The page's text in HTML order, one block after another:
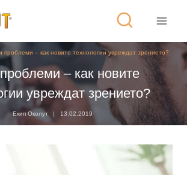
проблеми – как новите технологии увреждат зрението?
– как новите
увреждат зрението?
Екип Околут 13.02.2019